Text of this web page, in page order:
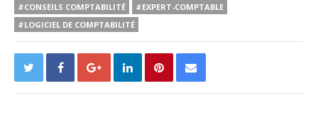
#CONSEILS COMPTABILITÉ
#EXPERT-COMPTABLE
#LOGICIEL DE COMPTABILITÉ